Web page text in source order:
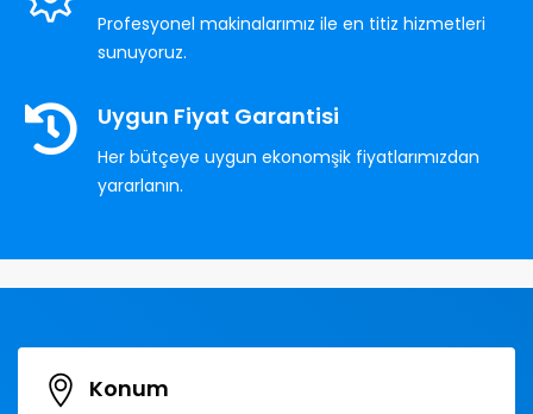
Profesyonel makinalarımız ile en titiz hizmetleri
sunuyoruz.
Uygun Fiyat Garantisi
Her bütçeye uygun ekonomşik fiyatlarımızdan
yararlanın.
Konum